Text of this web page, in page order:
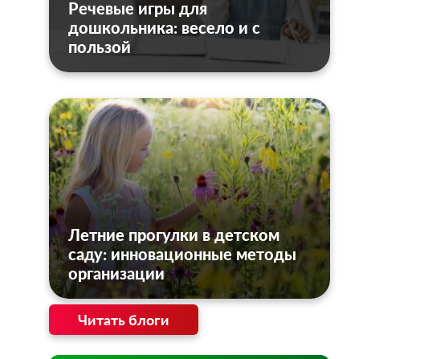
Речевые игры для
дошкольника: весело и с
пользой
Летние прогулки в детском
саду: инновационные методы
организации
Читать блоги